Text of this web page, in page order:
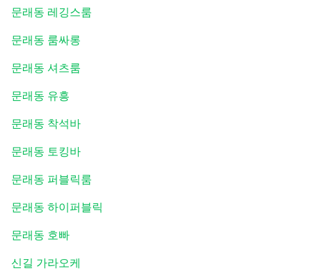
문래동 레깅스룸
문래동 룸싸롱
문래동 셔츠룸
문래동 유흥
문래동 착석바
문래동 토킹바
문래동 퍼블릭룸
문래동 하이퍼블릭
문래동 호빠
신길 가라오케